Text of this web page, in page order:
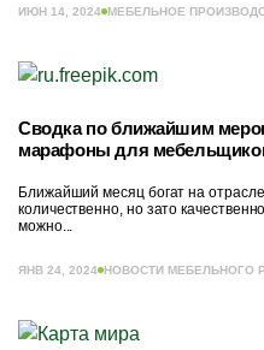
ИЮН 14, 2024 МЕБЕЛЬНОЕ
Сводка по ближайшим
марафоны для
Ближайший месяц богат на
количественно, но зато
можно...
ЯНВ 24, 2024 НОВОСТИ МЕБЕЛЬНОГО